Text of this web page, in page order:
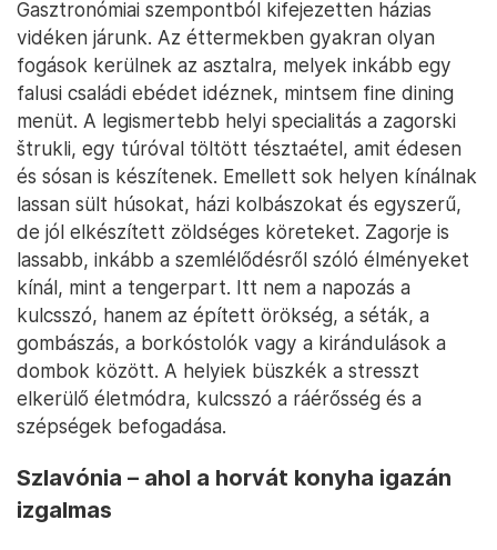
Gasztronómiai szempontból kifejezetten házias
vidéken járunk. Az éttermekben gyakran olyan
fogások kerülnek az asztalra, melyek inkább egy
falusi családi ebédet idéznek, mintsem fine dining
menüt. A legismertebb helyi specialitás a zagorski
štrukli, egy túróval töltött tésztaétel, amit édesen
és sósan is készítenek. Emellett sok helyen kínálnak
lassan sült húsokat, házi kolbászokat és egyszerű,
de jól elkészített zöldséges köreteket. Zagorje is
lassabb, inkább a szemlélődésről szóló élményeket
kínál, mint a tengerpart. Itt nem a napozás a
kulcsszó, hanem az épített örökség, a séták, a
gombászás, a borkóstolók vagy a kirándulások a
dombok között. A helyiek büszkék a stresszt
elkerülő életmódra, kulcsszó a ráérősség és a
szépségek befogadása.
Szlavónia – ahol a horvát konyha igazán
izgalmas